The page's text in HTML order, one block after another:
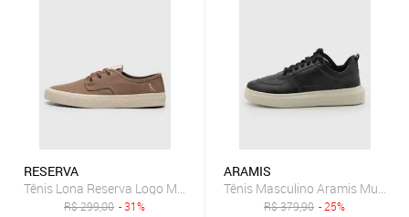
RESERVA
Tênis Lona Reserva Logo Marrom
R$299,00 - 31%
ARAMIS
Tênis Masculino Aramis Multi
R$379,90 - 25%